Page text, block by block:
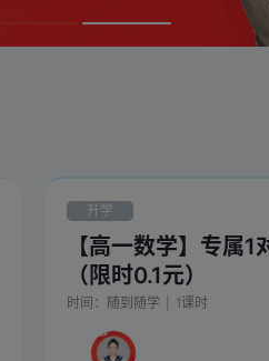
升学
【高一数学】专属1
（限时0.1元）
时间： 随到随学 1课时